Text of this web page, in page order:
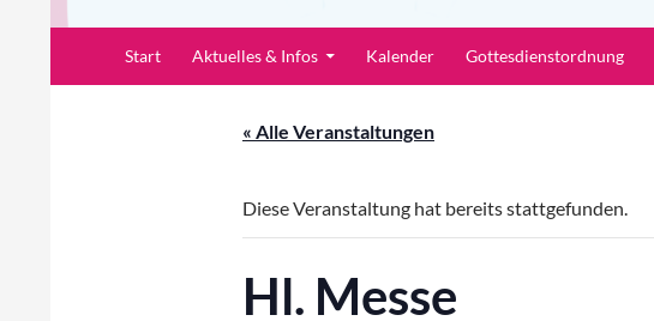
Pfarrei Heiliger Martin
Start Aktuelles & Infos Kalender Gottesdienstordnung
« Alle Veranstaltungen
Diese Veranstaltung hat bereits stattgefunden.
Hl. Messe